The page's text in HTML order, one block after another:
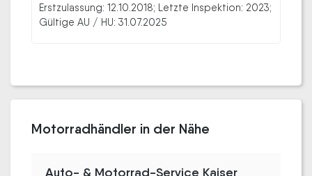
Erstzulassung: 12.10.2018; Letzte Inspektion: 2023;
Gültige AU / HU: 31.07.2025
Motorradhändler in der Nähe
Auto- & Motorrad-Service Kaiser